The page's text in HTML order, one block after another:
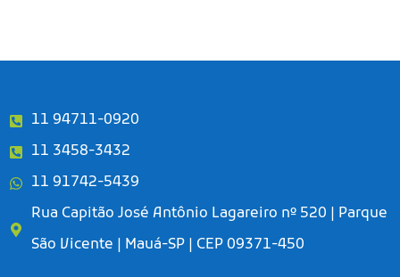
11 94711-0920
11 3458-3432
11 91742-5439
Rua Capitão José Antônio Lagareiro nº 520 | Parque
São Vicente | Mauá-SP | CEP 09371-450